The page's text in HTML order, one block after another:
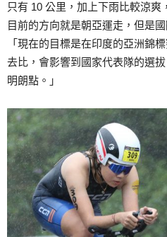
只有 10 公里，加上下雨比較涼
目前的方向就是朝亞運走，但是
「現在的目標是在印度的亞洲錦
去比，會影響到國家代表隊的選
明朗點。」